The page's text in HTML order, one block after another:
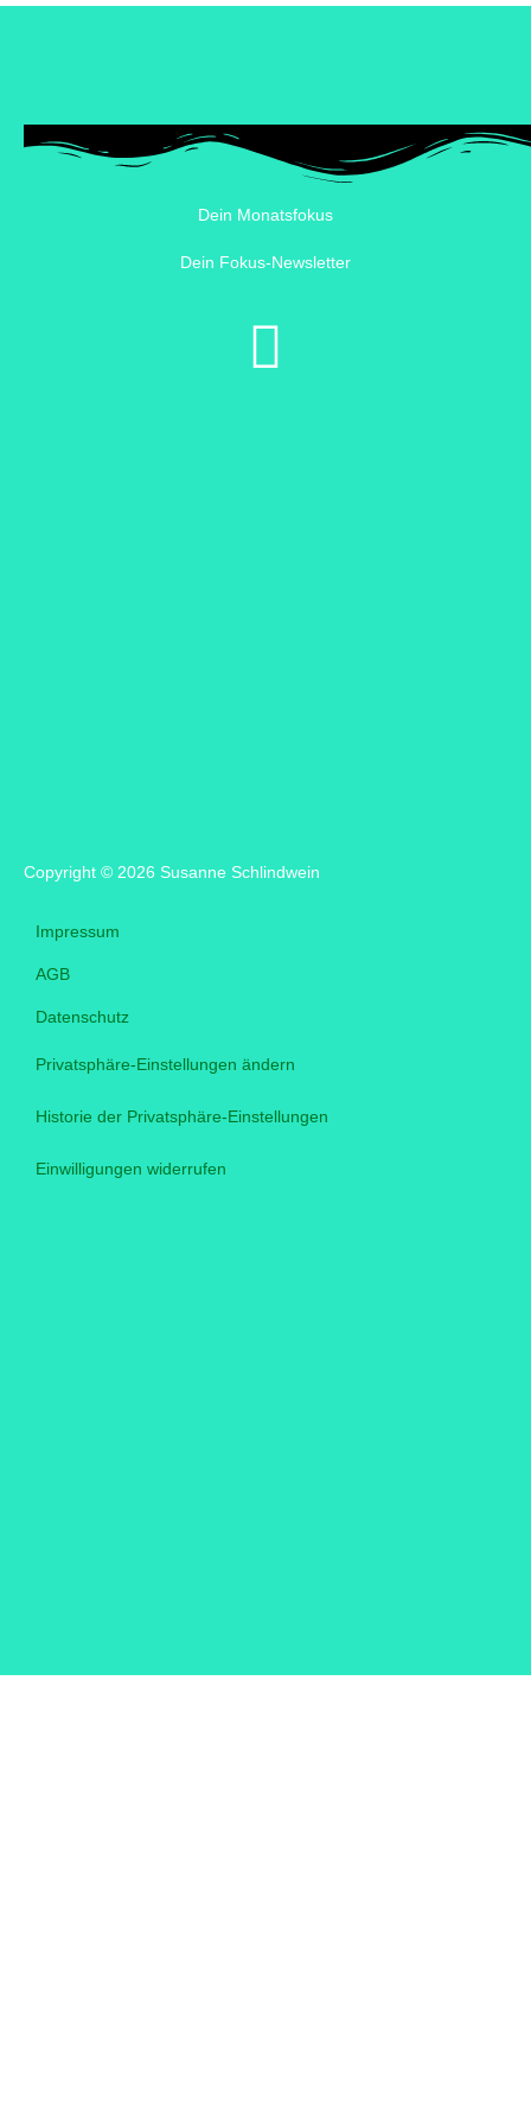
Dein Monatsfokus
Dein Fokus-Newsletter
Copyright © 2026 Susanne Schlindwein
Impressum
AGB
Datenschutz
Privatsphäre-Einstellungen ändern
Historie der Privatsphäre-Einstellungen
Einwilligungen widerrufen